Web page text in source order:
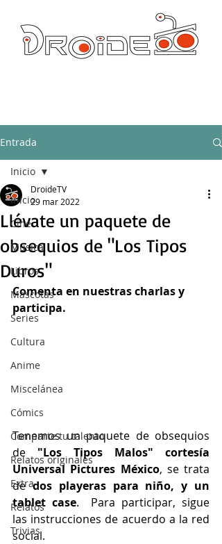
Entrada
Inicio
Cine
Música
Libros
Mascotas
Series
Cultura
Anime
Miscelánea
Cómics
Comparte tu talento
Relatos originales
Extra
Relatos
Trivias
Inicio
Llévate un paquete de
obsequios de "Los Tipos
Duros"
DroideTV
29 mar 2022
Comenta en nuestras charlas y
participa.
Tenemos un paquete de obsequios
de "Los Tipos Malos" cortesía
Universal Pictures México, se trata
de dos playeras para niño, y un
tablet case.  Para participar, sigue
las instrucciones de acuerdo a la red
social.